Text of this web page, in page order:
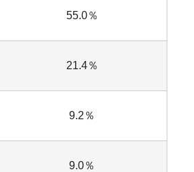
55.0％
21.4％
9.2％
9.0％